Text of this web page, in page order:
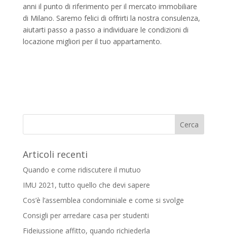
anni il punto di riferimento per il mercato immobiliare
di Milano. Saremo felici di offrirti la nostra consulenza,
aiutarti passo a passo a individuare le condizioni di
locazione migliori per il tuo appartamento.
Articoli recenti
Quando e come ridiscutere il mutuo
IMU 2021, tutto quello che devi sapere
Cos’è l’assemblea condominiale e come si svolge
Consigli per arredare casa per studenti
Fideiussione affitto, quando richiederla